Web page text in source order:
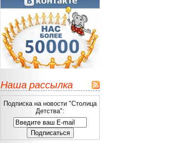
Наша рассылка
Подписка на новости "Столица
Детства":